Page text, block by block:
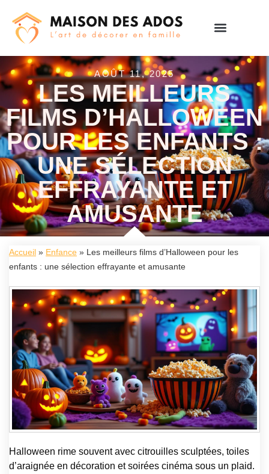
AOÛT 11, 2025
LES MEILLEURS
FILMS D’HALLOWEEN
POUR LES ENFANTS :
UNE SÉLECTION
EFFRAYANTE ET
AMUSANTE
Accueil » Enfance » Les meilleurs films d’Halloween pour les
enfants : une sélection effrayante et amusante
Halloween rime souvent avec citrouilles sculptées, toiles
d’araignée en décoration et soirées cinéma sous un plaid.